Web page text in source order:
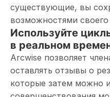
существующие, вы
возможностями
Используйте
в реальном
Arcwise позволяет
оставлять отзывы о
которые затем можно